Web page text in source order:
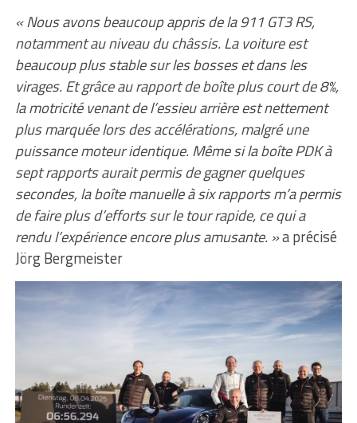
« Nous avons beaucoup appris de la 911 GT3 RS,
notamment au niveau du châssis. La voiture est
beaucoup plus stable sur les bosses et dans les
virages. Et grâce au rapport de boîte plus court de 8%,
la motricité venant de l’essieu arrière est nettement
plus marquée lors des accélérations, malgré une
puissance moteur identique. Même si la boîte PDK à
sept rapports aurait permis de gagner quelques
secondes, la boîte manuelle à six rapports m’a permis
de faire plus d’efforts sur le tour rapide, ce qui a
rendu l’expérience encore plus amusante. »a précisé
Jörg Bergmeister